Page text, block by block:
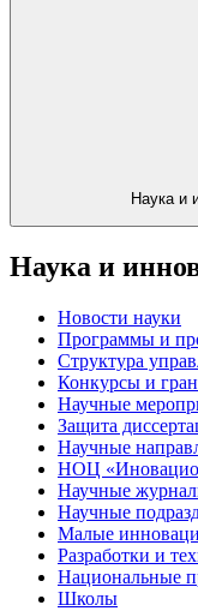
Наука и
Наука и
Новости науки
Программы и
Структура
Конкурсы и
Научные
Защита
Научные
НОЦ
Научные
Научные
Малые
Разработки и
Национальные
Школы